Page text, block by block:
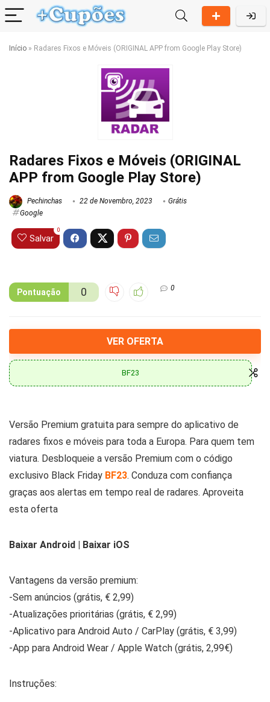
Início » Radares Fixos e Móveis (ORIGINAL APP from Google Play Store)
Radares Fixos e Móveis (ORIGINAL
APP from Google Play Store)
Pechinchas 22 de Novembro, 2023
Grátis
Google
Salvar
0
Pontuação 0 0
VER OFERTA
BF23
Versão Premium gratuita para sempre do aplicativo de
radares fixos e móveis para toda a Europa. Para quem tem
viatura. Desbloqueie a versão Premium com o código
exclusivo Black Friday BF23. Conduza com confiança
graças aos alertas em tempo real de radares. Aproveita
esta oferta
Baixar Android | Baixar iOS
Vantagens da versão premium:
-Sem anúncios (grátis, € 2,99)
-Atualizações prioritárias (grátis, € 2,99)
-Aplicativo para Android Auto / CarPlay (grátis, € 3,99)
-App para Android Wear / Apple Watch (grátis, 2,99€)
Instruções: